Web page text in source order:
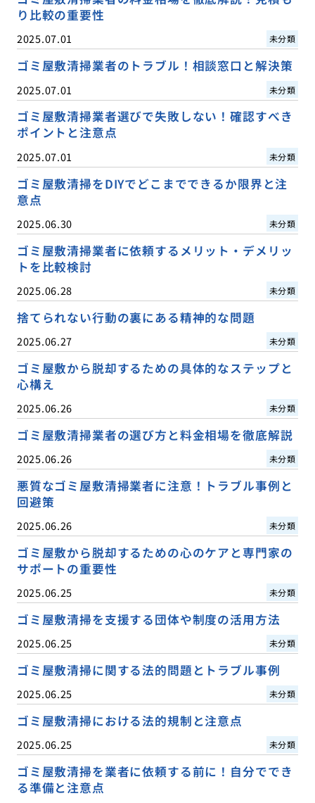
り比較の重要性
2025.07.01 未分類
ゴミ屋敷清掃業者のトラブル！相談窓口と解決策
2025.07.01 未分類
ゴミ屋敷清掃業者選びで失敗しない！確認すべき
ポイントと注意点
2025.07.01 未分類
ゴミ屋敷清掃をDIYでどこまでできるか限界と注
意点
2025.06.30 未分類
ゴミ屋敷清掃業者に依頼するメリット・デメリッ
トを比較検討
2025.06.28 未分類
捨てられない行動の裏にある精神的な問題
2025.06.27 未分類
ゴミ屋敷から脱却するための具体的なステップと
心構え
2025.06.26 未分類
ゴミ屋敷清掃業者の選び方と料金相場を徹底解説
2025.06.26 未分類
悪質なゴミ屋敷清掃業者に注意！トラブル事例と
回避策
2025.06.26 未分類
ゴミ屋敷から脱却するための心のケアと専門家の
サポートの重要性
2025.06.25 未分類
ゴミ屋敷清掃を支援する団体や制度の活用方法
2025.06.25 未分類
ゴミ屋敷清掃に関する法的問題とトラブル事例
2025.06.25 未分類
ゴミ屋敷清掃における法的規制と注意点
2025.06.25 未分類
ゴミ屋敷清掃を業者に依頼する前に！自分ででき
る準備と注意点